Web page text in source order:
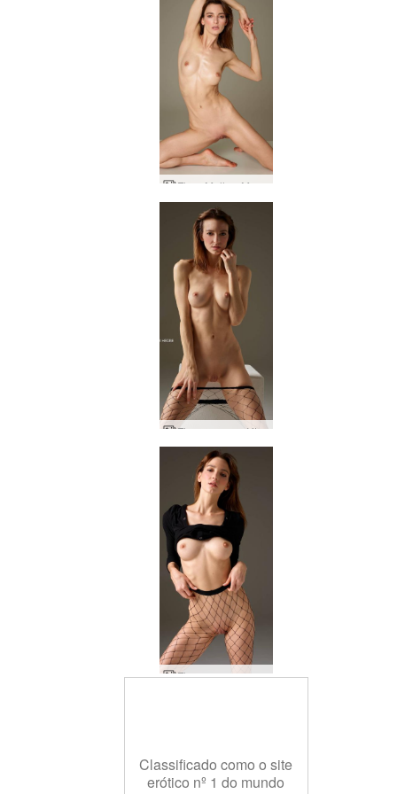
Flora com espírito de luta
Flora em carne e osso
Classificado como o site
erótico nº 1 do mundo